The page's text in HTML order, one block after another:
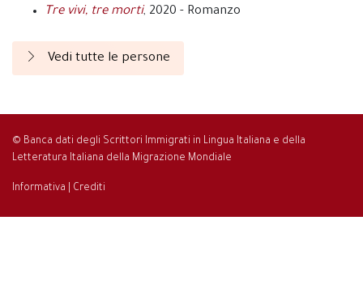
Tre vivi, tre morti, 2020 - Romanzo
Vedi tutte le persone
© Banca dati degli Scrittori Immigrati in Lingua Italiana e della
Letteratura Italiana della Migrazione Mondiale
Informativa Crediti